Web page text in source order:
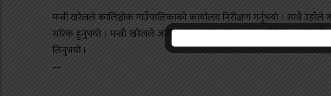
मन्त्री खरेलले कालिञ्चोक गाउँपालिकाको कार्यालय निरीक्षण गर्नुभयो । साथै
सरिक हुनुभयो । मन्त्री खरेलले जन्म घर पुग्नुभयो । सो क्रममा उहाँले जिल्लाकै
लिनुभयो ।
—